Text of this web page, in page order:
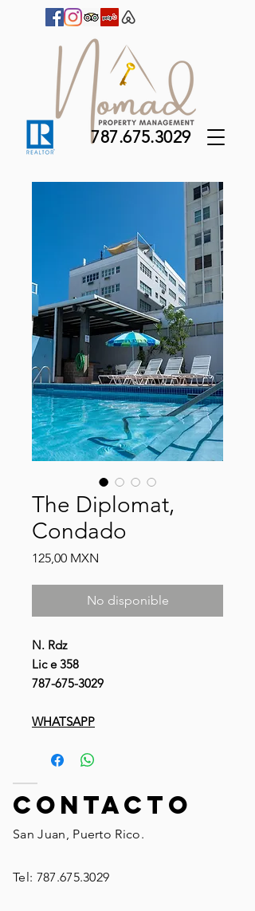
787.675.3029
The Diplomat,
Condado
125,00 MXN
No disponible
N. Rdz
Lic e 358
787-675-3029
WHATSAPP
ContactO
San Juan, Puerto Rico.
Tel: 787.675.3029